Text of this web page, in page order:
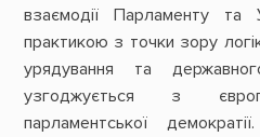
взаємодії Парламенту
практикою з точки зору
урядування та
узгоджується з
парламентської